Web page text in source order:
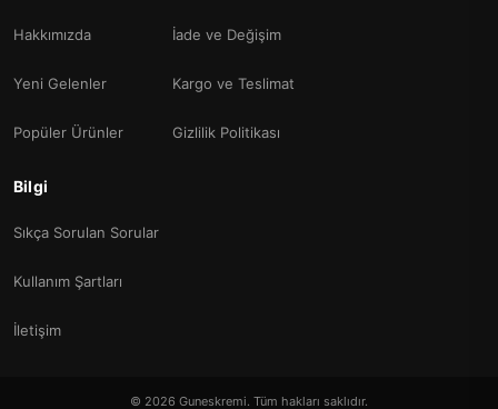
Hakkımızda
Yeni Gelenler
Popüler Ürünler
İade ve Değişim
Kargo ve Teslimat
Gizlilik Politikası
Bilgi
Sıkça Sorulan Sorular
Kullanım Şartları
İletişim
© 2026 Guneskremi. Tüm hakları saklıdır.